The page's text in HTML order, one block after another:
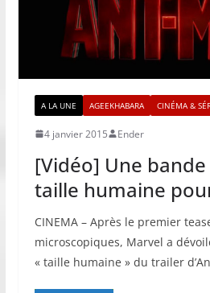
A LA UNE AGEEKHABARA CINÉMA &
4 janvier 2015 Ender
[Vidéo] Une
taille humaine
CINEMA – Après le premier
microscopiques, Marvel a
« taille humaine » du trailer